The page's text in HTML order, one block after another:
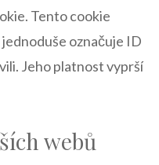
Tento cookie
označuje ID
Jeho platnost vyprší
webů